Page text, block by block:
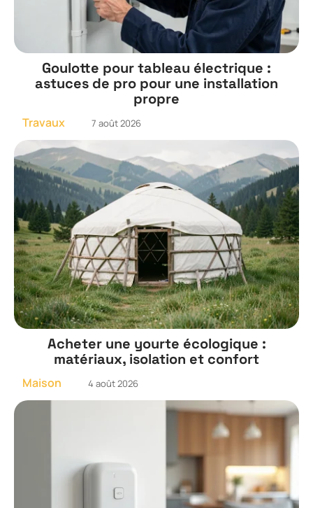
Goulotte pour tableau électrique :
astuces de pro pour une installation
propre
Travaux 7 août 2026
Acheter une yourte écologique :
matériaux, isolation et confort
Maison 4 août 2026